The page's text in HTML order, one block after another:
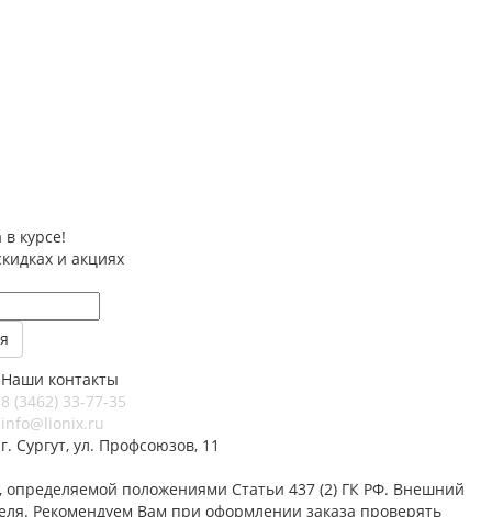
в курсе!
и акциях
Наши контакты
8 (3462) 33-77-35
info@lionix.ru
г. Сургут, ул. Профсоюзов, 11
положениями Статьи 437 (2) ГК РФ. Внешний
Рекомендуем Вам при оформлении заказа проверять